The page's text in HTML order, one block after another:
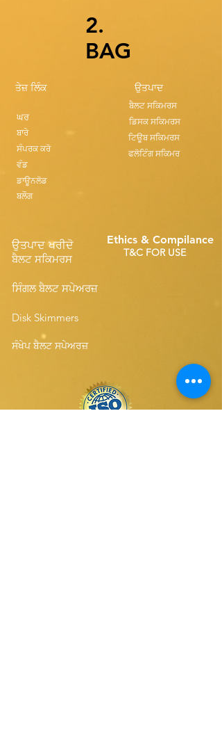
2.
BAG
ਤੇਜ਼ ਲਿੰਕ
ਘਰ
ਬਾਰੇ
ਸੰਪਰਕ ਕਰੋ
ਵੰਡ
ਡਾਊਨਲੋਡ
ਬਲੌਗ
ਉਤਪਾਦ
ਬੈਲਟ ਸਕਿਮਰਸ
ਡਿਸਕ ਸਕਿਮਰਸ
ਟਿਊਬ ਸਕਿਮਰਸ
ਫਲੋਟਿੰਗ ਸਕਿਮਰ
ਉਤਪਾਦ ਖਰੀਦੋ
ਬੈਲਟ ਸਕਿਮਰਸ
Ethics & Compilance
T&C FOR USE
ਸਿੰਗਲ ਬੈਲਟ ਸਪੇਅਰਜ਼
Disk Skimmers
ਸੰਖੇਪ ਬੈਲਟ ਸਪੇਅਰਜ਼